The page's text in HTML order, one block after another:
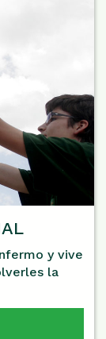
y vive
la